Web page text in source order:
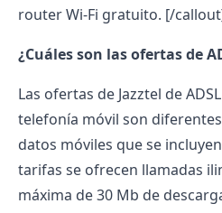
router Wi-Fi gratuito. [/
¿Cuáles son las ofertas de
Las ofertas de Jazztel de
telefonía móvil son
datos móviles que se
tarifas se ofrecen llamadas
máxima de 30 Mb de